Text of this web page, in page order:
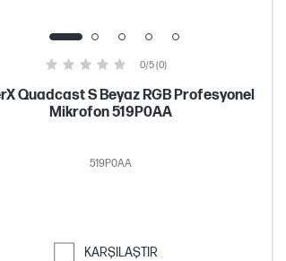
0/5 (0)
Quadcast S Beyaz RGB Profesyonel
Mikrofon 519P0AA
519P0AA
KARŞILAŞTIR